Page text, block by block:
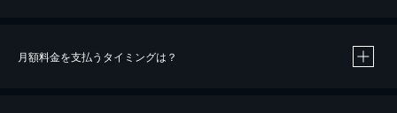
※40％ポイント還元の対象は、クレジットカード決済による作品の購入 / レンタルです。
iOSアプリのUコイン決済による作品の購入 / レンタルは、20％のポイント還元です。
月額料金を支払うタイミングは？